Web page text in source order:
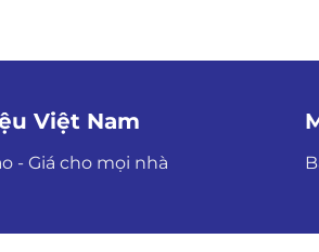
Việt Nam
- Giá cho mọi nhà